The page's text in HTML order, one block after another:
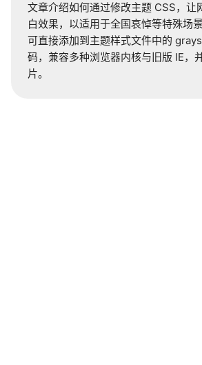
系统与工具
关于
文章介绍如何通过修改主题 CSS，让
白效果，以适用于全国哀悼等特殊场
可直接添加到主题样式文件中的
码，兼容多种浏览器内核与旧版 IE，
片。